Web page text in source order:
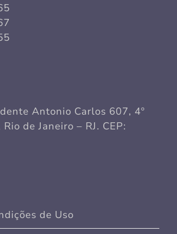
Antonio Carlos 607, 4º
de Janeiro – RJ. CEP:
de Uso